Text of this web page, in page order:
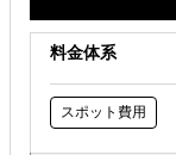
料金体系
スポット費用